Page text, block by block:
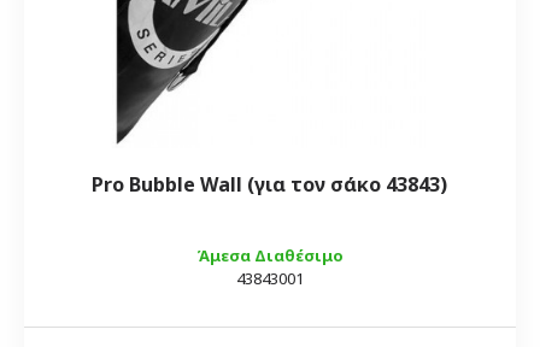
Άμεσα Διαθέσιμο
43843001
Pro Bubble Wall (για τον σάκο 43843)